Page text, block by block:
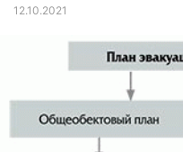
12.10.2021